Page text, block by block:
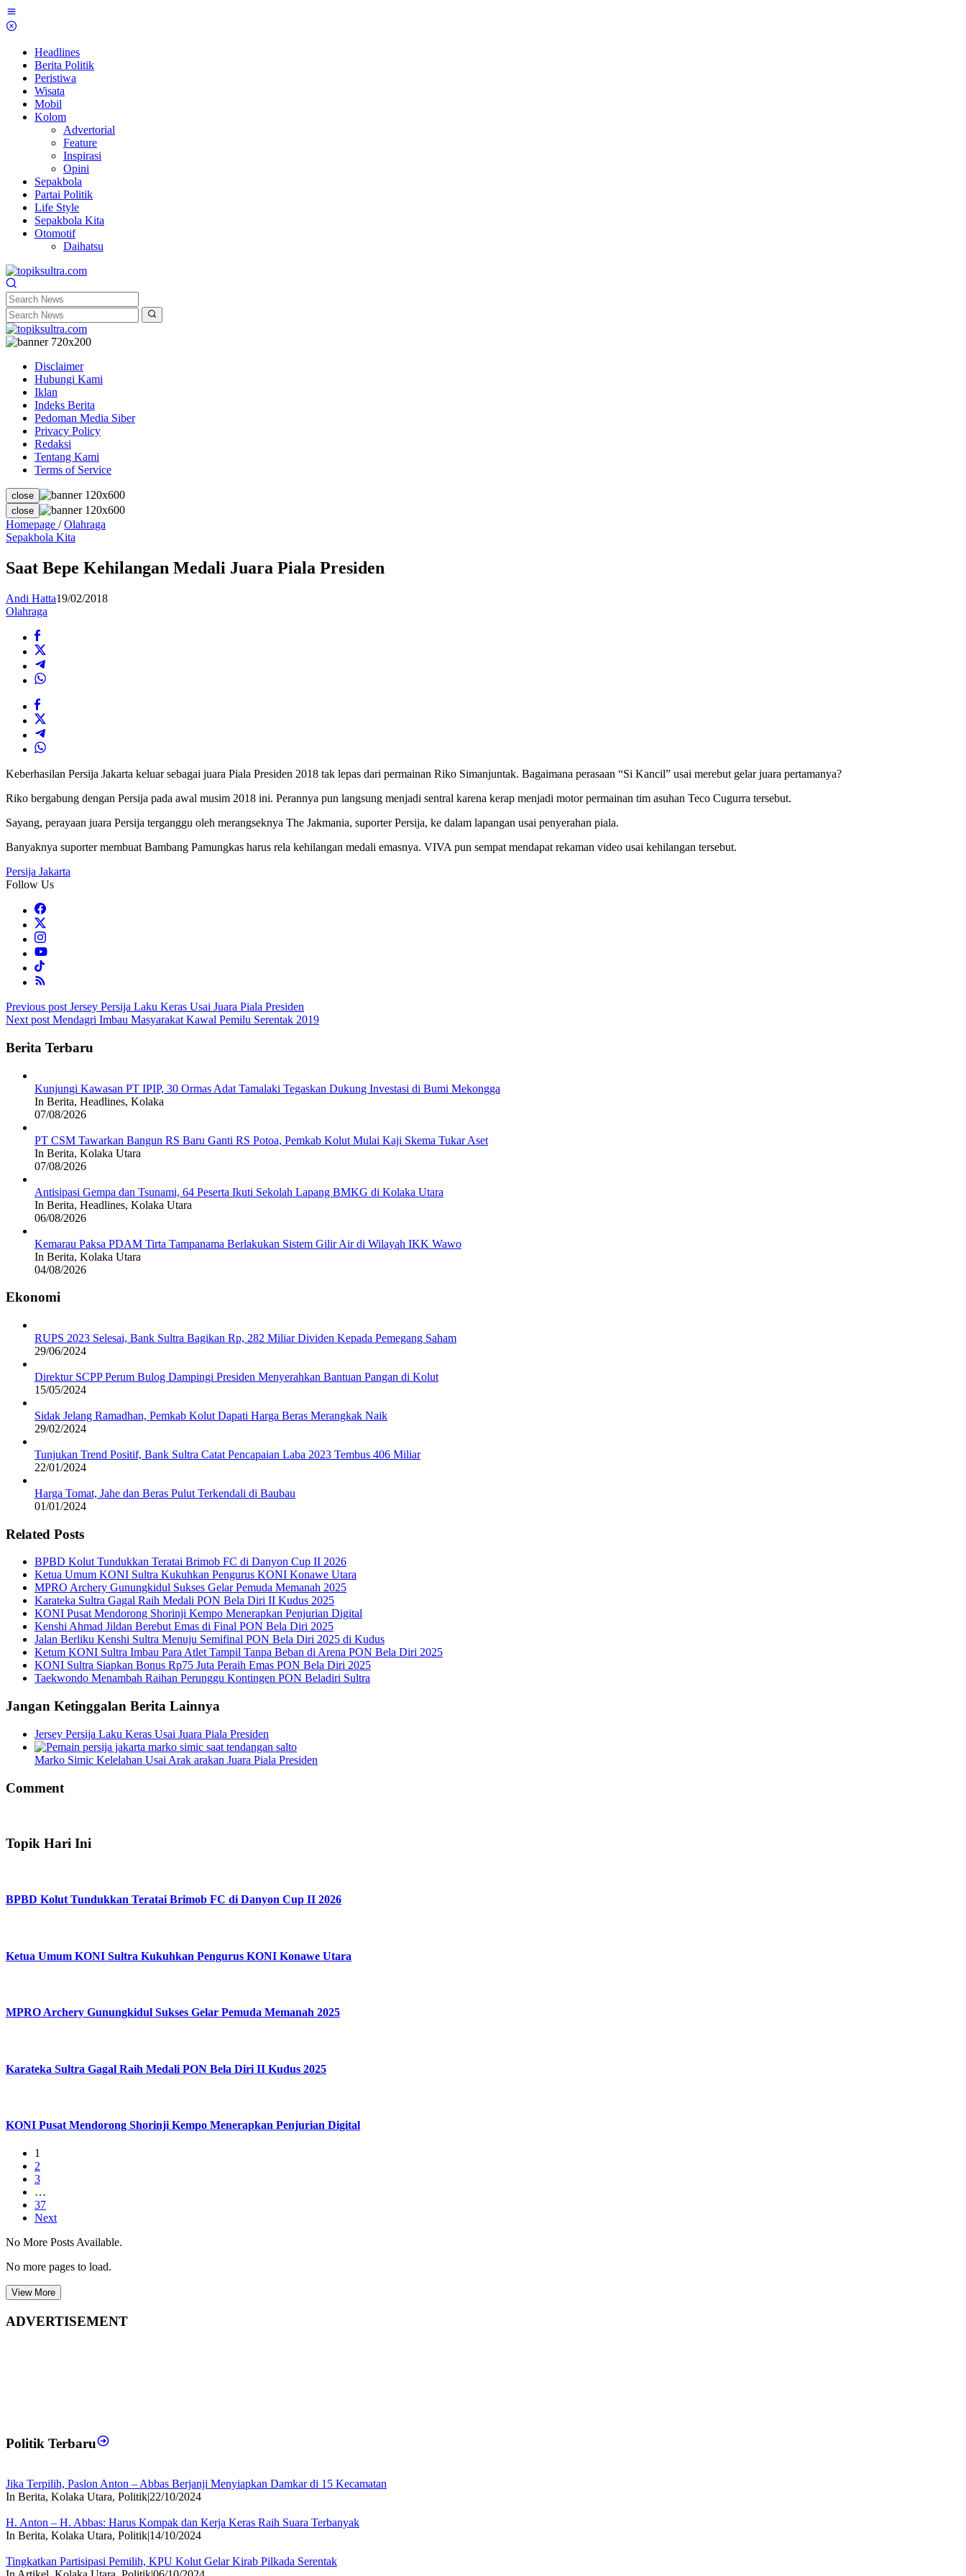
Skip
to
Headlines
Berita Politik
Peristiwa
Wisata
Mobil
Kolom
Advertorial
Feature
Inspirasi
Opini
Sepakbola
Partai Politik
Life Style
Sepakbola Kita
Otomotif
Daihatsu
Disclaimer
Hubungi Kami
Iklan
Indeks Berita
Pedoman Media Siber
Privacy Policy
Redaksi
Tentang Kami
Terms of Service
close
close
Homepage / Olahraga
Medali
Juara
Presiden
Sepakbola Kita
Saat Bepe Kehilangan Medali Juara Piala Presiden
Andi Hatta19/02/2018
Olahraga
Keberhasilan Persija Jakarta keluar sebagai juara Piala Presiden 2018 tak lepas dari permainan Riko Simanjuntak. Bagaimana perasaan “Si Kancil” usai merebut gelar juara pertamanya?
Riko bergabung dengan Persija pada awal musim 2018 ini. Perannya pun langsung menjadi sentral karena kerap menjadi motor permainan tim asuhan Teco Cugurra tersebut.
Sayang, perayaan juara Persija terganggu oleh merangseknya The Jakmania, suporter Persija, ke dalam lapangan usai penyerahan piala.
Banyaknya suporter membuat Bambang Pamungkas harus rela kehilangan medali emasnya. VIVA pun sempat mendapat rekaman video usai kehilangan tersebut.
Persija Jakarta
Follow Us
Post
navigation
Previous post Jersey Persija Laku Keras Usai Juara Piala Presiden
Next post Mendagri Imbau Masyarakat Kawal Pemilu Serentak 2019
Berita Terbaru
Kunjungi Kawasan PT IPIP, 30 Ormas Adat Tamalaki Tegaskan Dukung Investasi di Bumi Mekongga
In Berita, Headlines, Kolaka
07/08/2026
PT CSM Tawarkan Bangun RS Baru Ganti RS Potoa, Pemkab Kolut Mulai Kaji Skema Tukar Aset
In Berita, Kolaka Utara
07/08/2026
Antisipasi Gempa dan Tsunami, 64 Peserta Ikuti Sekolah Lapang BMKG di Kolaka Utara
In Berita, Headlines, Kolaka Utara
06/08/2026
Kemarau Paksa PDAM Tirta Tampanama Berlakukan Sistem Gilir Air di Wilayah IKK Wawo
In Berita, Kolaka Utara
04/08/2026
Ekonomi
RUPS 2023 Selesai, Bank Sultra Bagikan Rp, 282 Miliar Dividen Kepada Pemegang Saham
29/06/2024
Direktur SCPP Perum Bulog Dampingi Presiden Menyerahkan Bantuan Pangan di Kolut
15/05/2024
Sidak Jelang Ramadhan, Pemkab Kolut Dapati Harga Beras Merangkak Naik
29/02/2024
Tunjukan Trend Positif, Bank Sultra Catat Pencapaian Laba 2023 Tembus 406 Miliar
22/01/2024
Harga Tomat, Jahe dan Beras Pulut Terkendali di Baubau
01/01/2024
Related Posts
BPBD Kolut Tundukkan Teratai Brimob FC di Danyon Cup II 2026
Ketua Umum KONI Sultra Kukuhkan Pengurus KONI Konawe Utara
MPRO Archery Gunungkidul Sukses Gelar Pemuda Memanah 2025
Karateka Sultra Gagal Raih Medali PON Bela Diri II Kudus 2025
KONI Pusat Mendorong Shorinji Kempo Menerapkan Penjurian Digital
Kenshi Ahmad Jildan Berebut Emas di Final PON Bela Diri 2025
Jalan Berliku Kenshi Sultra Menuju Semifinal PON Bela Diri 2025 di Kudus
Ketum KONI Sultra Imbau Para Atlet Tampil Tanpa Beban di Arena PON Bela Diri 2025
KONI Sultra Siapkan Bonus Rp75 Juta Peraih Emas PON Bela Diri 2025
Taekwondo Menambah Raihan Perunggu Kontingen PON Beladiri Sultra
Jangan Ketinggalan Berita Lainnya
Jersey Persija Laku Keras Usai Juara Piala Presiden
Marko Simic Kelelahan Usai Arak arakan Juara Piala Presiden
Comment
Topik Hari Ini
BPBD Kolut Tundukkan Teratai Brimob FC di Danyon Cup II 2026
Ketua Umum KONI Sultra Kukuhkan Pengurus KONI Konawe Utara
MPRO Archery Gunungkidul Sukses Gelar Pemuda Memanah 2025
Karateka Sultra Gagal Raih Medali PON Bela Diri II Kudus 2025
KONI Pusat Mendorong Shorinji Kempo Menerapkan Penjurian Digital
1
2
3
…
37
Next
No More Posts Available.
No more pages to load.
View More
ADVERTISEMENT
Politik Terbaru
Jika Terpilih, Paslon Anton – Abbas Berjanji Menyiapkan Damkar di 15 Kecamatan
In Berita, Kolaka Utara, Politik|22/10/2024
H. Anton – H. Abbas: Harus Kompak dan Kerja Keras Raih Suara Terbanyak
In Berita, Kolaka Utara, Politik|14/10/2024
Tingkatkan Partisipasi Pemilih, KPU Kolut Gelar Kirab Pilkada Serentak